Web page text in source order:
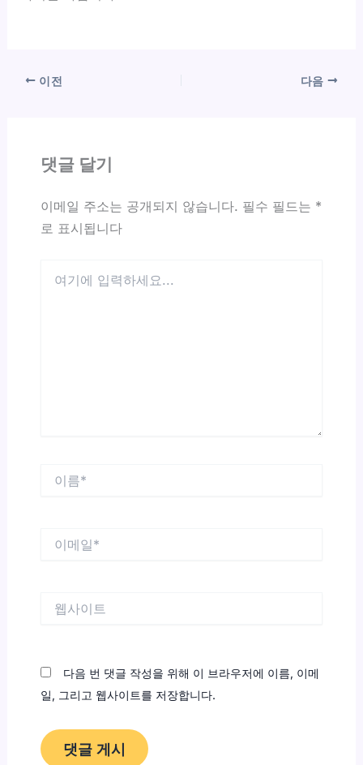
이전 다음
댓글 달기
이메일 주소는 공개되지 않습니다. 필수 필드는 *
로 표시됩니다
다음 번 댓글 작성을 위해 이 브라우저에 이름, 이메
일, 그리고 웹사이트를 저장합니다.